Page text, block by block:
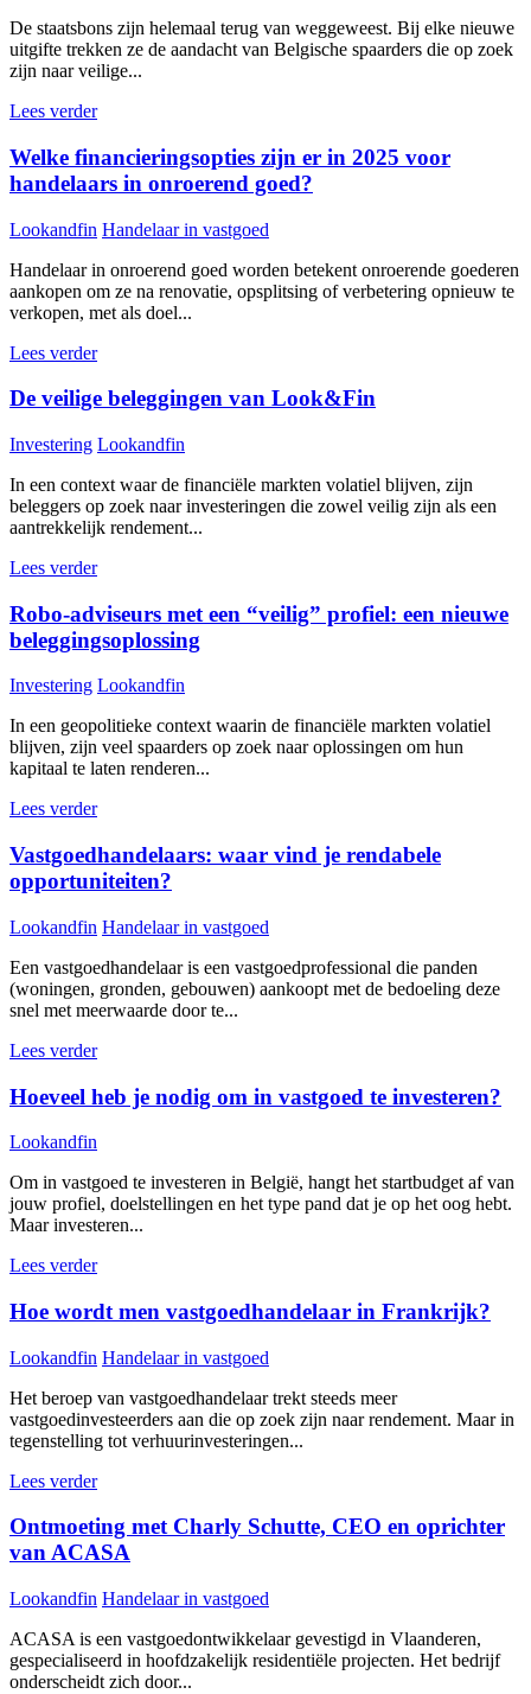
De staatsbons zijn helemaal terug van weggeweest. Bij elke nieuwe
uitgifte trekken ze de aandacht van Belgische spaarders die op zoek
zijn naar veilige...
Lees verder
Welke financieringsopties zijn er in 2025 voor
handelaars in onroerend goed?
Lookandfin Handelaar in vastgoed
Handelaar in onroerend goed worden betekent onroerende goederen
aankopen om ze na renovatie, opsplitsing of verbetering opnieuw te
verkopen, met als doel...
Lees verder
De veilige beleggingen van Look&Fin
Investering Lookandfin
In een context waar de financiële markten volatiel blijven, zijn
beleggers op zoek naar investeringen die zowel veilig zijn als een
aantrekkelijk rendement...
Lees verder
Robo-adviseurs met een “veilig” profiel: een nieuwe
beleggingsoplossing
Investering Lookandfin
In een geopolitieke context waarin de financiële markten volatiel
blijven, zijn veel spaarders op zoek naar oplossingen om hun
kapitaal te laten renderen...
Lees verder
Vastgoedhandelaars: waar vind je rendabele
opportuniteiten?
Lookandfin Handelaar in vastgoed
Een vastgoedhandelaar is een vastgoedprofessional die panden
(woningen, gronden, gebouwen) aankoopt met de bedoeling deze
snel met meerwaarde door te...
Lees verder
Hoeveel heb je nodig om in vastgoed te investeren?
Lookandfin
Om in vastgoed te investeren in België, hangt het startbudget af van
jouw profiel, doelstellingen en het type pand dat je op het oog hebt.
Maar investeren...
Lees verder
Hoe wordt men vastgoedhandelaar in Frankrijk?
Lookandfin Handelaar in vastgoed
Het beroep van vastgoedhandelaar trekt steeds meer
vastgoedinvesteerders aan die op zoek zijn naar rendement. Maar in
tegenstelling tot verhuurinvesteringen...
Lees verder
Ontmoeting met Charly Schutte, CEO en oprichter
van ACASA
Lookandfin Handelaar in vastgoed
ACASA is een vastgoedontwikkelaar gevestigd in Vlaanderen,
gespecialiseerd in hoofdzakelijk residentiële projecten. Het bedrijf
onderscheidt zich door...